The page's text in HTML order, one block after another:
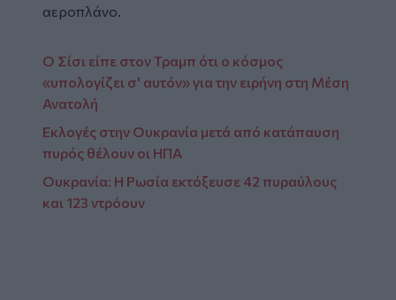
αεροπλάνο.
Ο Σίσι είπε στον Τραμπ ότι ο κόσμος
«υπολογίζει σ' αυτόν» για την ειρήνη στη Μέση
Ανατολή
Εκλογές στην Ουκρανία μετά από κατάπαυση
πυρός θέλουν οι ΗΠΑ
Ουκρανία: Η Ρωσία εκτόξευσε 42 πυραύλους
και 123 ντρόουν